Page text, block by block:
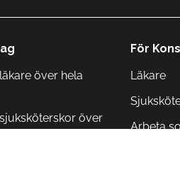
över hela
över
För
Läkare
Arbeta